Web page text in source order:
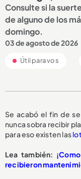
Consulte si la
de alguno de los
domingo.
03 de agosto de 2026
Útil para vos
Se acabó el fin de
nunca sobra recibir
para eso existen las
Lea también:
recibieron